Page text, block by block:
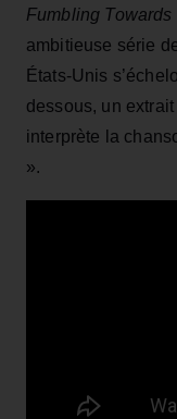
Fumbling Towards
ambitieuse série
États-Unis
dessous, un
interprète la
».